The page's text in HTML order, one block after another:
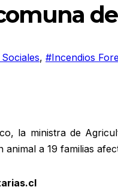
, #Incendios
la ministra de
a 19 familias